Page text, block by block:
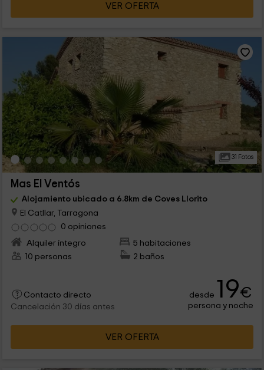
VER OFERTA
31 Fotos
Mas El Ventós
Alojamiento ubicado a 6.8km de Coves Llorito
El Catllar, Tarragona
0 opiniones
Alquiler íntegro
5 habitaciones
10 personas
2 baños
Contacto directo
Cancelación 30 días antes
desde 19€
persona y noche
VER OFERTA